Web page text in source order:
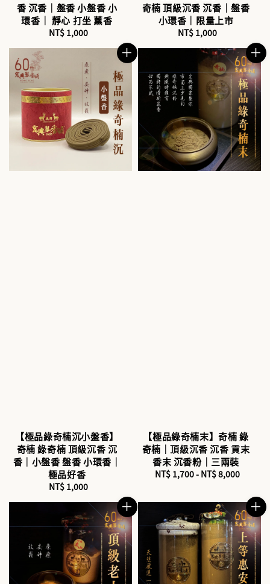
香 沉香｜盤香 小盤香 小
環香｜ 靜心 打坐 薰香
Regular
NT$ 1,000
奇楠 頂級沉香 沉香｜盤香
小環香｜限量上市
Regular
NT$ 1,000
【極品綠奇楠沉小盤香】
奇楠 綠奇楠 頂級沉香 沉
香｜小盤香 盤香 小環香｜
極品好香
Regular
NT$ 1,000
【極品綠奇楠末】奇楠 綠
奇楠｜頂級沉香 沉香 貢末
香末 沉香粉｜三兩裝
Regular
NT$ 1,700- NT$ 8,000